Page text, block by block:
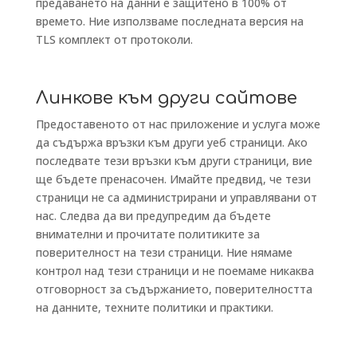
времето. Ние използваме последната версия на
TLS комплект от протоколи.
Линкове към други сайтове
Предоставеното от нас приложение и услуга може
да съдържа връзки към други уеб страници. Ако
последвате тези връзки към други страници, вие
ще бъдете пренасочен. Имайте предвид, че тези
страници не са администрирани и управлявани от
нас. Следва да ви предупредим да бъдете
внимателни и прочитате политиките за
поверителност на тези страници. Ние нямаме
контрол над тези страници и не поемаме никаква
отговорност за съдържанието, поверителността
на данните, техните политики и практики.